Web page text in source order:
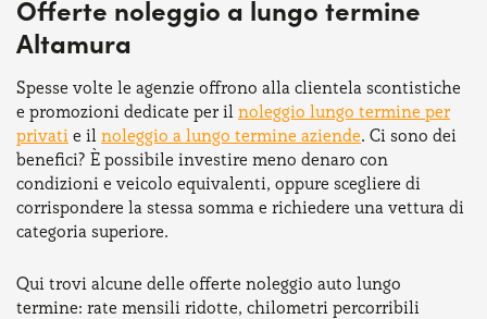
Offerte noleggio a lungo termine
Altamura
Spesse volte le agenzie offrono alla clientela scontistiche
e promozioni dedicate per il noleggio lungo termine per
privati e il noleggio a lungo termine aziende. Ci sono dei
benefici? È possibile investire meno denaro con
condizioni e veicolo equivalenti, oppure scegliere di
corrispondere la stessa somma e richiedere una vettura di
categoria superiore.
Qui trovi alcune delle offerte noleggio auto lungo
termine: rate mensili ridotte, chilometri percorribili